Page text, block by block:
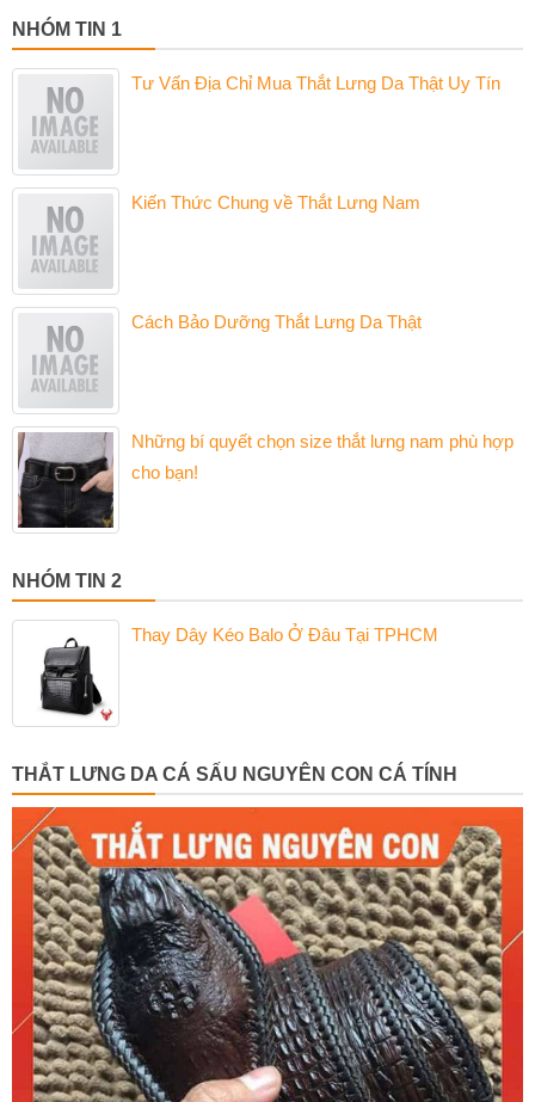
NHÓM TIN 1
Tư Vấn Địa Chỉ Mua Thắt Lưng Da Thật Uy Tín
Kiến Thức Chung về Thắt Lưng Nam
Cách Bảo Dưỡng Thắt Lưng Da Thật
Những bí quyết chọn size thắt lưng nam phù hợp
cho bạn!
NHÓM TIN 2
Thay Dây Kéo Balo Ở Đâu Tại TPHCM
THẮT LƯNG DA CÁ SẤU NGUYÊN CON CÁ TÍNH